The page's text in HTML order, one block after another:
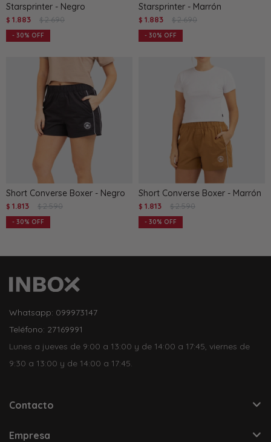
Starsprinter - Negro
$ 1.883 $ 2.690
30
Starsprinter - Marrón
$ 1.883 $ 2.690
30
Short Converse Boxer - Negro
$ 1.813 $ 2.590
30
Short Converse Boxer - Marrón
$ 1.813 $ 2.590
30
Whatsapp: 099973147
Teléfono: 27169991
Lunes a jueves de 9:00 a 13:00 y de 14:00 a 17:45, viernes de
9:30 a 13:00 y de 14:00 a 17:45.
Contacto
Empresa